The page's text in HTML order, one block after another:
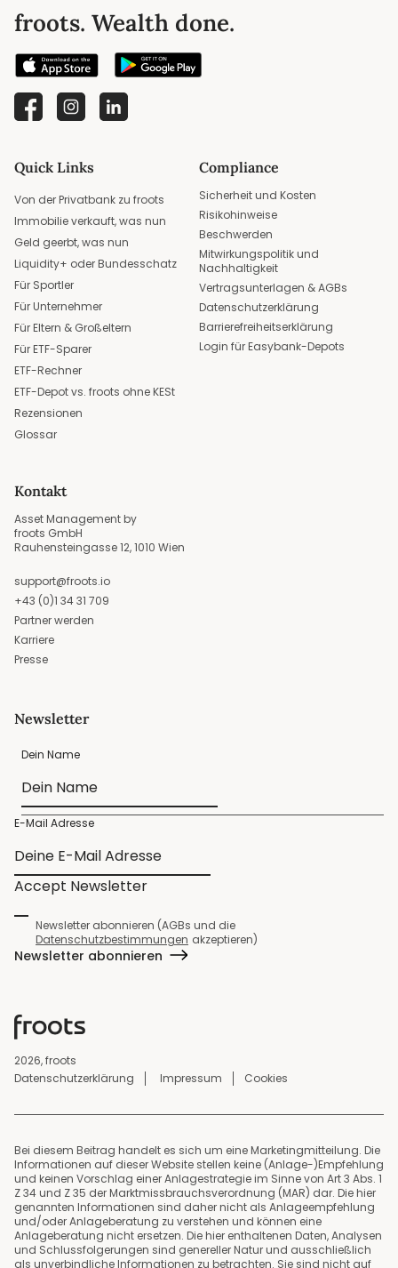
froots. Wealth done.
Quick Links
Von der Privatbank zu froots
Immobilie verkauft, was nun
Geld geerbt, was nun
Liquidity+ oder Bundesschatz
Für Sportler
Für Unternehmer
Für Eltern & Großeltern
Für ETF-Sparer
ETF-Rechner
ETF-Depot vs. froots ohne KESt
Rezensionen
Glossar
Compliance
Sicherheit und Kosten
Risikohinweise
Beschwerden
Mitwirkungspolitik und
Nachhaltigkeit
Vertragsunterlagen & AGBs
Datenschutzerklärung
Barrierefreiheitserklärung
Login für Easybank-Depots
Kontakt
Asset Management by
froots GmbH
Rauhensteingasse 12, 1010 Wien
support@froots.io
+43 (0)1 34 31 709
Partner werden
Karriere
Presse
Newsletter
Dein Name
E-Mail Adresse
Accept Newsletter
Newsletter abonnieren (AGBs und die
Datenschutzbestimmungen akzeptieren)
Newsletter abonnieren
2026, froots
Datenschutzerklärung
Impressum Cookies
Bei diesem Beitrag handelt es sich um eine Marketingmitteilung. Die
Informationen auf dieser Website stellen keine (Anlage-)Empfehlung
und keinen Vorschlag einer Anlagestrategie im Sinne von Art 3 Abs. 1
Z 34 und Z 35 der Marktmissbrauchsverordnung (MAR) dar. Die hier
genannten Informationen sind daher nicht als Anlageempfehlung
und/oder Anlageberatung zu verstehen und können eine
Anlageberatung nicht ersetzen. Die hier enthaltenen Daten, Analysen
und Schlussfolgerungen sind genereller Natur und ausschließlich
als unverbindliche Informationen zu betrachten. Sie sind nicht auf